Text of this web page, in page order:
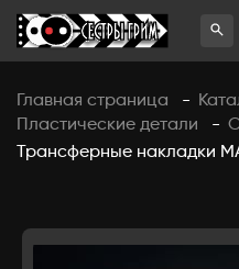
Главная страница -
Пластические детали
-
Трансферные накладки